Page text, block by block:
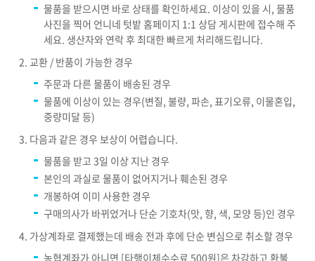
물품을 받으시면 바로 상태를 확인하세요. 이상이 있을 시, 물품
사진을 찍어 언니네 텃밭 홈페이지 1:1 상담 게시판에 접수해 주
세요. 생산자와 연락 후 최대한 빠르게 처리해드립니다.
교환 / 반품이 가능한 경우
주문과 다른 물품이 배송된 경우
물품에 이상이 있는 경우(변질, 불량, 파손, 표기오류, 이물혼입,
중량미달 등)
다음과 같은 경우 보상이 어렵습니다.
물품을 받고 3일 이상 지난 경우
본인의 과실로 물품이 없어지거나 훼손된 경우
개봉하여 이미 사용한 경우
구매의사가 바뀌었거나 단순 기호차(맛, 향, 색, 모양 등)인 경우
가상계좌로 결제했는데 배송 전과 후에 단순 변심으로 취소할 경우
농협계좌가 아니면 [타행이체수수료 500원]은 차감하고 환불